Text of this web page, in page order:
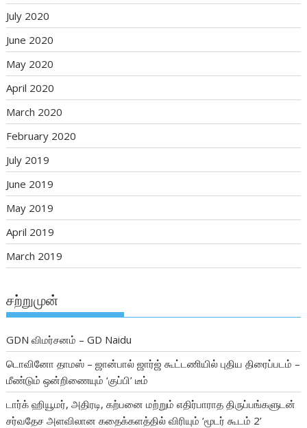
July 2020
June 2020
May 2020
April 2020
March 2020
February 2020
July 2019
June 2019
May 2019
April 2019
March 2019
சற்றுமுன்
GDN விமர்சனம் – GD Naidu
டொவினோ தாமஸ் – ஜான்பால் ஜார்ஜ் கூட்டணியில் புதிய திரைப்படம் –
மீண்டும் ஒன்றிணையும் ‘குப்பி’ டீம்
டார்க் ஹியூமர், அதிரடி, கற்பனை மற்றும் எதிர்பாராத திருப்பங்களுடன்
சர்வதேச அளவிலான கதைக்களத்தில் விரியும் ‘மூடர் கூடம் 2’